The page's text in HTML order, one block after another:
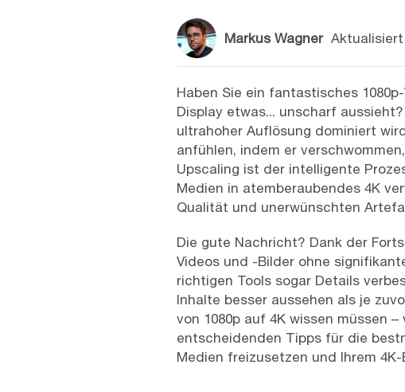
Markus WagnerAktualisiert
Haben Sie ein fantastisches
Display etwas... unscharf
ultrahoher Auflösung dominiert
anfühlen, indem er
Upscaling ist der intelligente
Medien in atemberaubendes 4K
Qualität und unerwünschten
Die gute Nachricht? Dank der
Videos und -Bilder ohne
richtigen Tools sogar Details
Inhalte besser aussehen als je
von 1080p auf 4K wissen müssen
entscheidenden Tipps für die
Medien freizusetzen und Ihrem